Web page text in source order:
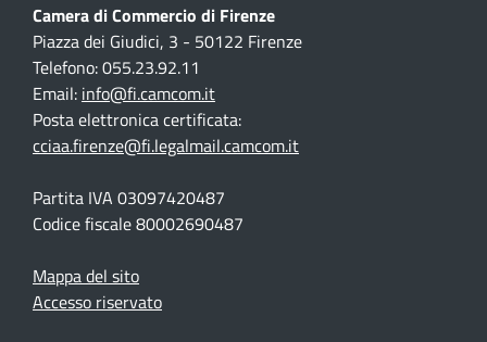
Camera di Commercio di Firenze
Piazza dei Giudici, 3 - 50122 Firenze
Telefono: 055.23.92.11
Email: info@fi.camcom.it
Posta elettronica certificata:
cciaa.firenze@fi.legalmail.camcom.it
Partita IVA 03097420487
Codice fiscale 80002690487
Mappa del sito
Accesso riservato